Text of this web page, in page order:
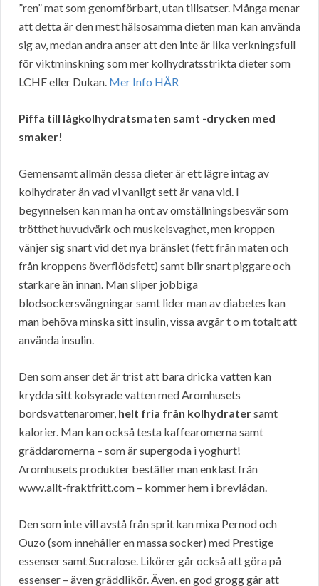
”ren” mat som genomförbart, utan tillsatser. Många menar
att detta är den mest hälsosamma dieten man kan använda
sig av, medan andra anser att den inte är lika verkningsfull
för viktminskning som mer kolhydratsstrikta dieter som
LCHF eller Dukan. Mer Info HÄR
Piffa till lågkolhydratsmaten samt -drycken med
smaker!
Gemensamt allmän dessa dieter är ett lägre intag av
kolhydrater än vad vi vanligt sett är vana vid. I
begynnelsen kan man ha ont av omställningsbesvär som
trötthet huvudvärk och muskelsvaghet, men kroppen
vänjer sig snart vid det nya bränslet (fett från maten och
från kroppens överflödsfett) samt blir snart piggare och
starkare än innan. Man sliper jobbiga
blodsockersvängningar samt lider man av diabetes kan
man behöva minska sitt insulin, vissa avgår t o m totalt att
använda insulin.
Den som anser det är trist att bara dricka vatten kan
krydda sitt kolsyrade vatten med Aromhusets
bordsvattenaromer, helt fria från kolhydratersamt
kalorier. Man kan också testa kaffearomerna samt
gräddaromerna – som är supergoda i yoghurt!
Aromhusets produkter beställer man enklast från
www.allt-fraktfritt.com – kommer hem i brevlådan.
Den som inte vill avstå från sprit kan mixa Pernod och
Ouzo (som innehåller en massa socker) med Prestige
essenser samt Sucralose. Likörer går också att göra på
essenser – även gräddlikör. Även. en god grogg går att